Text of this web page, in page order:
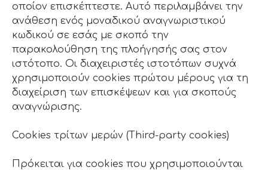
οποίον επισκέπτεστε. Αυτό περιλαμβάνει την
ανάθεση ενός μοναδικού αναγνωριστικού
κωδικού σε εσάς με σκοπό την
παρακολούθηση της πλοήγησής σας στον
ιστότοπο. Οι διαχειριστές ιστοτόπων συχνά
χρησιμοποιούν cookies πρώτου μέρους για τη
διαχείριση των επισκέψεων και για σκοπούς
αναγνώρισης.
Cookies τρίτων μερών (Third-party cookies)
Πρόκειται για cookies που χρησιμοποιούνται